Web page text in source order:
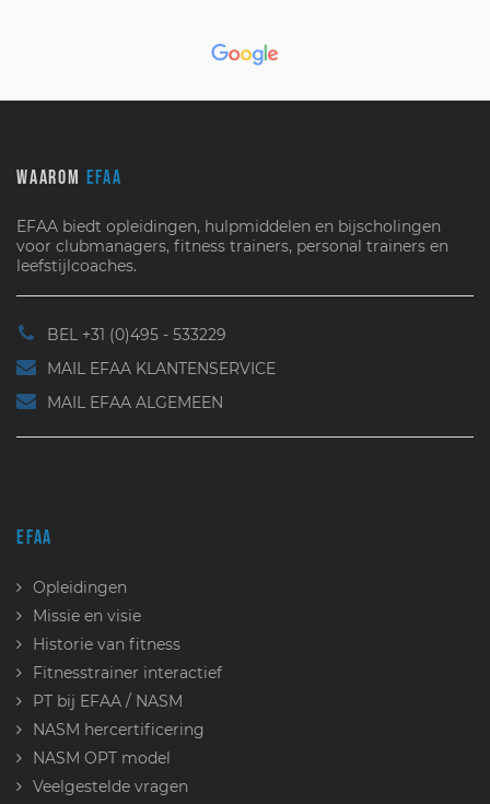
WAAROM EFAA
EFAA biedt opleidingen, hulpmiddelen en bijscholingen
voor clubmanagers, fitness trainers, personal trainers en
leefstijlcoaches.
BEL +31 (0)495 - 533229
MAIL EFAA KLANTENSERVICE
MAIL EFAA ALGEMEEN
EFAA
Opleidingen
Missie en visie
Historie van fitness
Fitnesstrainer interactief
PT bij EFAA / NASM
NASM hercertificering
NASM OPT model
Veelgestelde vragen